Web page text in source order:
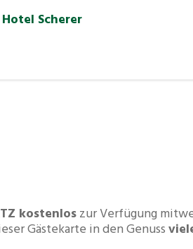
kostenloszur Verfügung
Gästekarte in den Genuss